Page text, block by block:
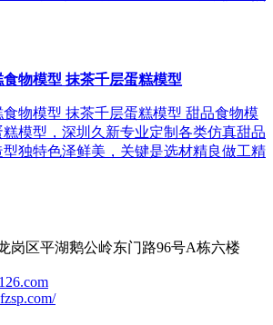
物模型 抹茶千层蛋糕模型
物模型 抹茶千层蛋糕模型 甜品食物模
模型，深圳久新专业定制各类仿真甜品
型独特色泽鲜美，关键是选材精良做工精
岗区平湖鹅公岭东门路96号A栋六楼